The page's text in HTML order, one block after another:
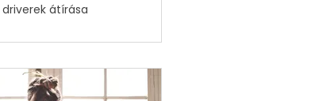
driverek átírása